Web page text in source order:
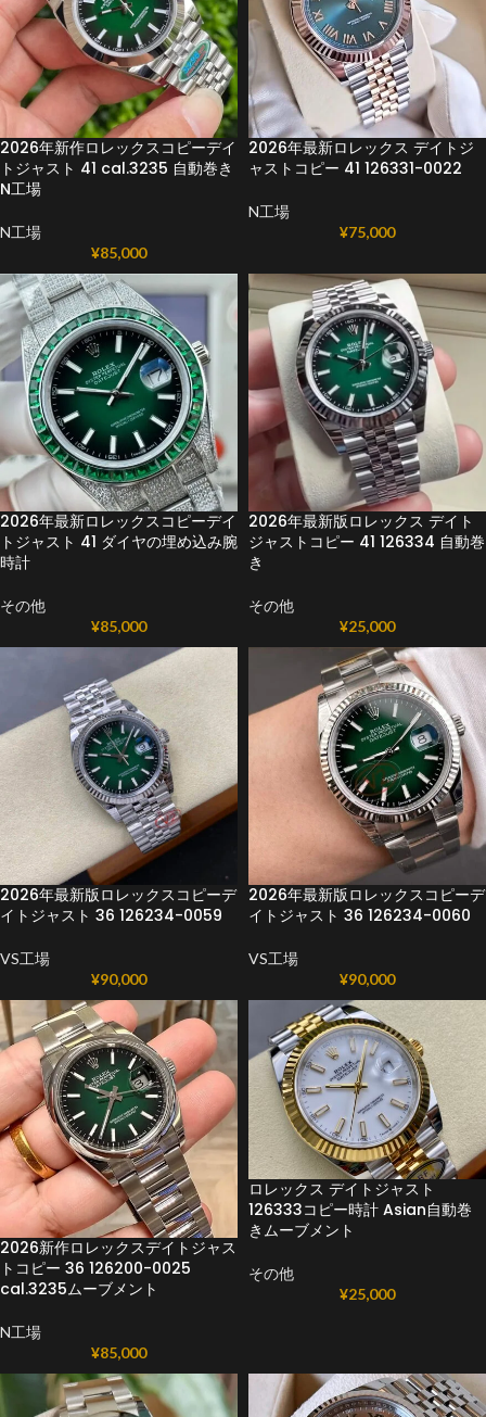
2026年新作ロレックスコピーデイ
トジャスト 41 cal.3235 自動巻き
N工場
N工場
¥85,000
2026年最新ロレックス デイトジ
ャストコピー 41 126331-0022
N工場
¥75,000
2026年最新ロレックスコピーデイ
トジャスト 41 ダイヤの埋め込み腕
時計
その他
¥85,000
2026年最新版ロレックス デイト
ジャストコピー 41 126334 自動巻
き
その他
¥25,000
2026年最新版ロレックスコピーデ
イトジャスト 36 126234-0059
VS工場
¥90,000
2026年最新版ロレックスコピーデ
イトジャスト 36 126234-0060
VS工場
¥90,000
2026新作ロレックスデイトジャス
トコピー 36 126200-0025
cal.3235ムーブメント
N工場
¥85,000
ロレックス デイトジャスト
126333コピー時計 Asian自動巻
きムーブメント
その他
¥25,000